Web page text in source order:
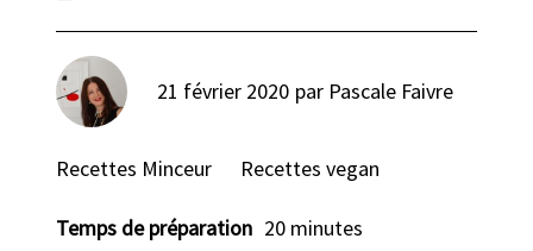
21 février 2020 par Pascale Faivre
Recettes Minceur Recettes vegan
Temps de préparation 20 minutes